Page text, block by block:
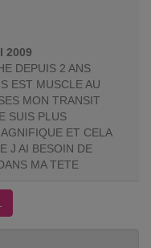
2009
DEPUIS 2 ANS
EST MUSCLE AU
MON TRANSIT
SUIS PLUS
ET CELA
J AI BESOIN DE
MA TETE